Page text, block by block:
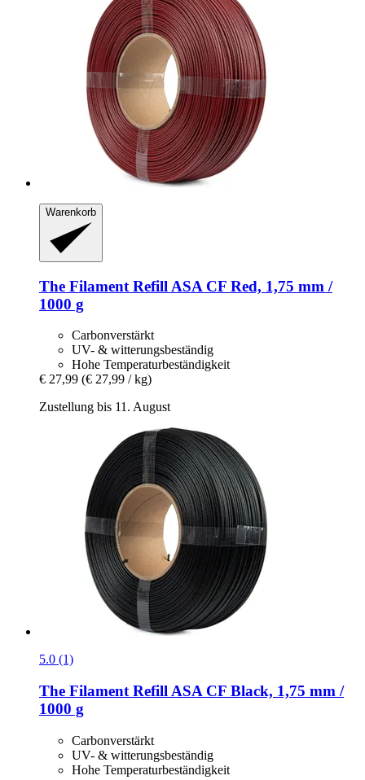
Warenkorb
The Filament Refill ASA CF Red, 1,75 mm /
1000 g
Carbonverstärkt
UV- & witterungsbeständig
Hohe Temperaturbeständigkeit
€ 27,99 (€ 27,99 / kg)
Zustellung bis 11. August
5.0 (1)
The Filament Refill ASA CF Black, 1,75 mm /
1000 g
Carbonverstärkt
UV- & witterungsbeständig
Hohe Temperaturbeständigkeit